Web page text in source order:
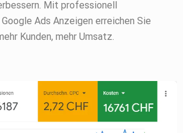
Mit professionell
Ads Anzeigen erreichen Sie
Kunden, mehr Umsatz.